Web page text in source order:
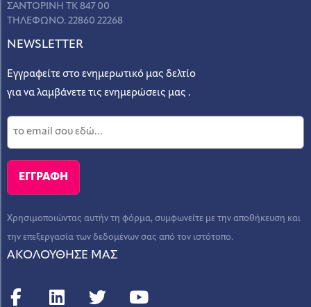
ΣΑΝΤΟΡΙΝΗ ΤΚ 847 00
ΤΗΛΕΦΩΝΟ. 22860 22268
NEWSLETTER
Εγγραφείτε στο ενημερωτικό μας δελτίο
για να λαμβάνετε τις ενημερώσεις μας .
Χρησιμοποιώντας αυτήν τη φόρμα, συμφωνείτε με την αποθήκευση και
την επεξεργασία των δεδομένων σας από τον ιστότοπο.
ΑΚΟΛΟΥΘΗΣΕ ΜΑΣ